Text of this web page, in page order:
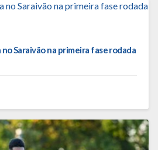
no Saraivão na primeira fase rodada